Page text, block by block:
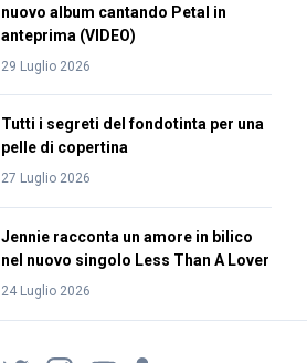
nuovo album cantando Petal in
anteprima (VIDEO)
29 Luglio 2026
Tutti i segreti del fondotinta per una
pelle di copertina
27 Luglio 2026
Jennie racconta un amore in bilico
nel nuovo singolo Less Than A Lover
24 Luglio 2026